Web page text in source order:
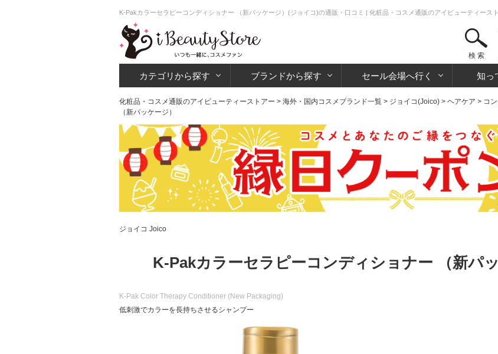
K-Pakカラーセラピーコンディショナー （新パッケージ）(ジョイコ)の通販・口コミ | 化粧品・コスメ通販のアイビューティース
検 索
カテゴリから探す ブランドから探す セール会場へ行く 知っ
化粧品・コスメ通販のアイビューティーストアー > 海外・国内コスメブランド一覧 > ジョイコ(Joico) > ヘアケア > コ
（新パッケージ）
ジョイコ Joico
K-Pakカラーセラピーコンディショナー （新パ
K-Pak Color Therapy Conditioner (New Packaging)
低刺激でカラーを長持ちさせるシャンプー